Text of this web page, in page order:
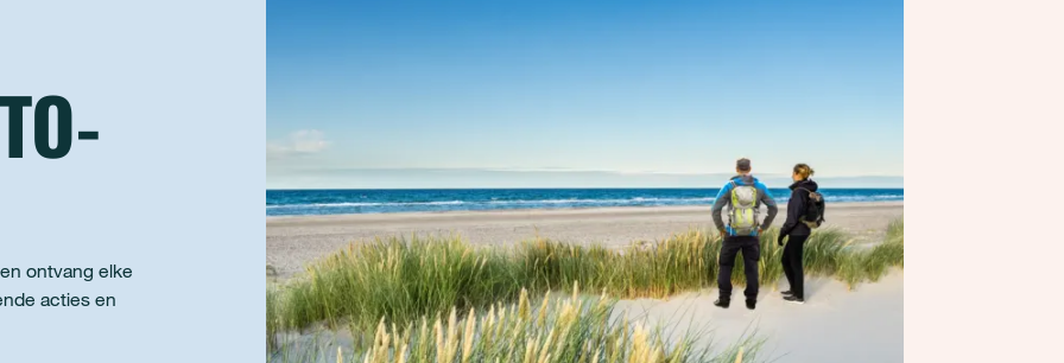
ontvang elke
acties en